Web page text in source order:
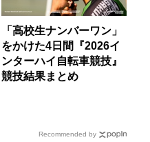
「高校生ナンバーワン」
をかけた4日間『2026イ
ンターハイ自転車競技』
競技結果まとめ
Recommended by